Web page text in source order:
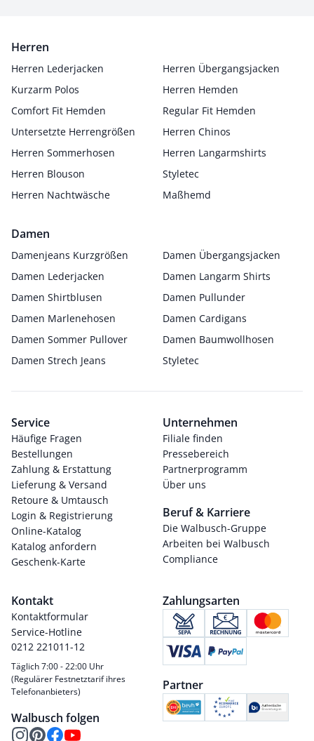
Herren
Herren Lederjacken
Herren Übergangsjacken
Kurzarm Polos
Herren Hemden
Comfort Fit Hemden
Regular Fit Hemden
Untersetzte Herrengrößen
Herren Chinos
Herren Sommerhosen
Herren Langarmshirts
Herren Blouson
Styletec
Herren Nachtwäsche
Maßhemd
Damen
Damenjeans Kurzgrößen
Damen Übergangsjacken
Damen Lederjacken
Damen Langarm Shirts
Damen Shirtblusen
Damen Pullunder
Damen Marlenehosen
Damen Cardigans
Damen Sommer Pullover
Damen Baumwollhosen
Damen Strech Jeans
Styletec
Service
Häufige Fragen
Bestellungen
Zahlung & Erstattung
Lieferung & Versand
Retoure & Umtausch
Login & Registrierung
Online-Katalog
Katalog anfordern
Geschenk-Karte
Unternehmen
Filiale finden
Pressebereich
Partnerprogramm
Über uns
Beruf & Karriere
Die Walbusch-Gruppe
Arbeiten bei Walbusch
Compliance
Kontakt
Kontaktformular
Service-Hotline
0212 221011-12
Täglich 7:00 - 22:00 Uhr
(Regulärer Festnetztarif ihres
Telefonanbieters)
Walbusch folgen
Zahlungsarten
Partner